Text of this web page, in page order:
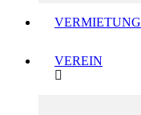
VERMIETUNG
VEREIN